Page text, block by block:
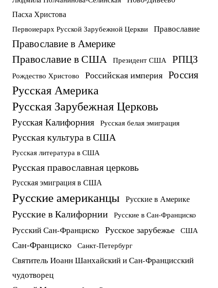
Пасха Христова
Первоиерарх Русской Зарубежной Церкви Православие
Православие в Америке
Православие в США Президент США РПЦЗ
Рождество Христово Российская империя Россия
Русская Америка
Русская Зарубежная Церковь
Русская Калифорния Русская белая эмиграция
Русская культура в США
Русская литература в США
Русская православная церковь
Русская эмиграция в США
Русские американцы Русские в Америке
Русские в Калифорнии Русские в Сан-Франциско
Русский Сан-Франциско Русское зарубежье США
Сан-Франциско Санкт-Петербург
Святитель Иоанн Шанхайский и Сан-Францисский
чудотворец